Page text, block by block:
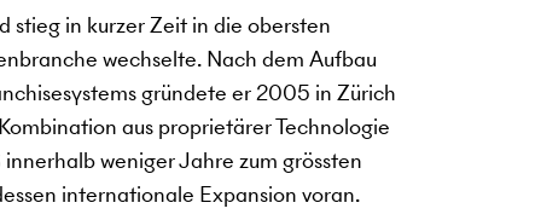
stieg in kurzer Zeit in die obersten
wechselte. Nach dem Aufbau
gründete er 2005 in Zürich
aus proprietärer Technologie
weniger Jahre zum grössten
internationale Expansion voran.